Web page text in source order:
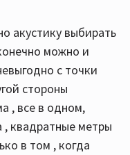
акустику выбирать
можно и
с точки
стороны
, все в одном,
, квадратные метры
в том , когда